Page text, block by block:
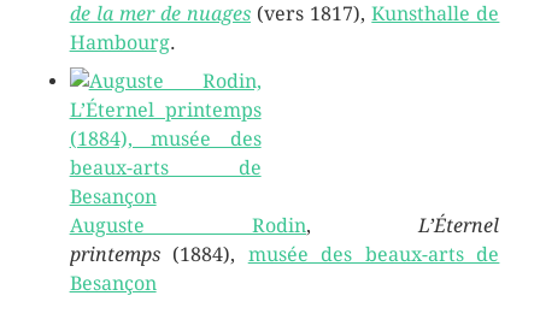
de la mer de nuages (vers 1817),Kunsthalle de
Hambourg.
Auguste Rodin, L’Éternel
printemps(1884), musée des beaux-arts de
Besançon